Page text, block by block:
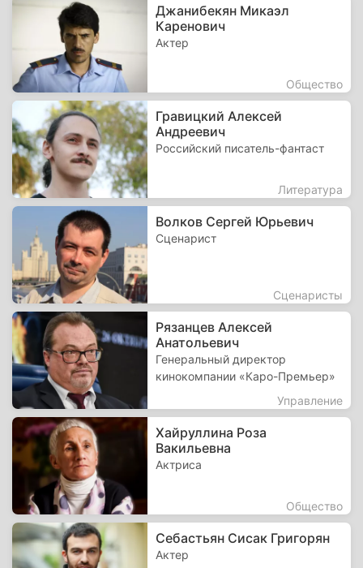
Джанибекян Микаэл
Каренович
Актер
Общество
Гравицкий Алексей
Андреевич
Российский писатель-фантаст
Литература
Волков Сергей Юрьевич
Сценарист
Сценаристы
Рязанцев Алексей
Анатольевич
Генеральный директор
кинокомпании «Каро-Премьер»
Управление
Хайруллина Роза
Вакильевна
Актриса
Общество
Себастьян Сисак Григорян
Актер